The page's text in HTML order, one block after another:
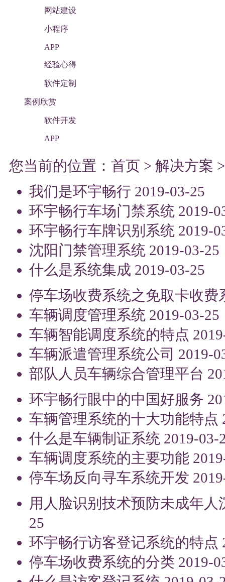
网站建设
小程序
APP
经验心得
软件定制
案例欣赏
软件开发
APP
您当前的位置： 首页 > 解决方案
我们是环宇畅行 2019-03-25
环宇畅行车场门禁系统 2019-
环宇畅行车牌识别系统 2019-
沈阳门禁管理系统 2019-03-25
什么是系统集成 2019-03-25
停车场收费系统之免取卡收费
车辆调度管理系统 2019-03-25
车辆智能调度系统的特点
车辆派遣管理系统公司 2019-
部队人员车辆综合管理平台
环宇畅行眼中的中国好服务
车辆管理系统的十大功能特点
什么是车辆制证系统 2019-03-
车辆调度系统的主要功能
停车场反向寻车系统开发
用人脸识别技术预防未成年人
25
环宇畅行访客登记系统的特点
停车场收费系统的分类 2019-